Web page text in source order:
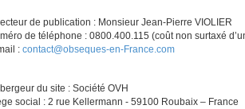
de publication : Monsieur Jean-Pierre VIOLIER
de téléphone : 0800.400.115 (coût non surtaxé
: contact@obseques-en-France.com
du site : Société OVH
social : 2 rue Kellermann - 59100 Roubaix – France